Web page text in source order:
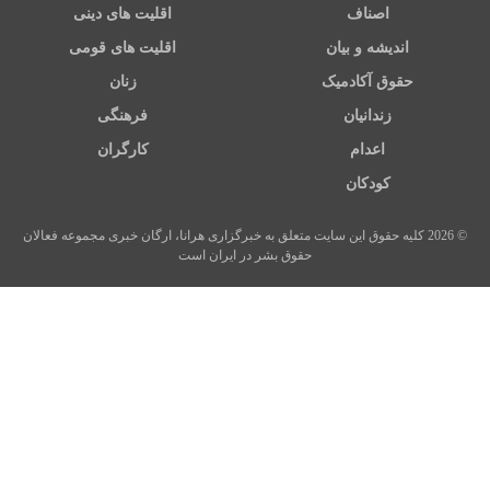
اصناف اقلیت های دینی
اندیشه و بیان اقلیت های قومی
حقوق آکادمیک زنان
زندانیان فرهنگی
اعدام کارگران
کودکان
© 2026 کلیه حقوق این سایت متعلق به خبرگزاری هرانا، ارگان خبری مجموعه فعالان
حقوق بشر در ایران است